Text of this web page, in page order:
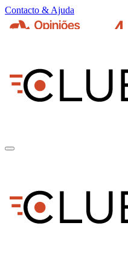
Contacto & Ajuda